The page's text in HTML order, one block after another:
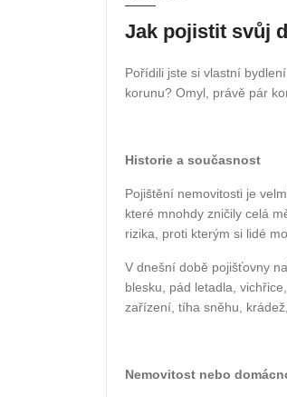
Jak pojistit svůj
Pořídili jste si vlastní
korunu? Omyl, právě pár
Historie a současnost
Pojištění nemovitosti je
které mnohdy zničily celá
rizika, proti kterým si lidé
V dnešní době pojišťovny
blesku, pád letadla,
zařízení, tíha sněhu,
Nemovitost nebo